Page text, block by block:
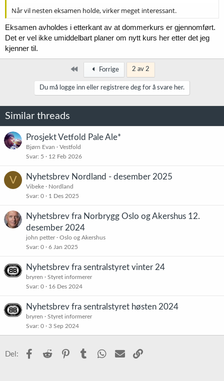
Når vil nesten eksamen holde, virker meget interessant.
Eksamen avholdes i etterkant av at dommerkurs er gjennomført.
Det er vel ikke umiddelbart planer om nytt kurs her etter det jeg
kjenner til.
Først Forrige 2 av 2
Du må logge inn eller registrere deg for å svare her.
Similar threads
Prosjekt Vetfold Pale Ale*
Bjørn Evan
Vestfold
Svar 5 12 Feb 2026
V Nyhetsbrev Nordland - desember 2025
Vibeke
Nordland
Svar 0 1 Des 2025
Nyhetsbrev fra Norbrygg Oslo og Akershus 12.
desember 2024
john petter
Oslo og Akershus
Svar 0 6 Jan 2025
Nyhetsbrev fra sentralstyret vinter 24
bryren
Styret informerer
Svar 0 16 Des 2024
Nyhetsbrev fra sentralstyret høsten 2024
bryren
Styret informerer
Svar 0 3 Sep 2024
Del: Facebook
Reddit PinterestTumblr WhatsApp
E-post